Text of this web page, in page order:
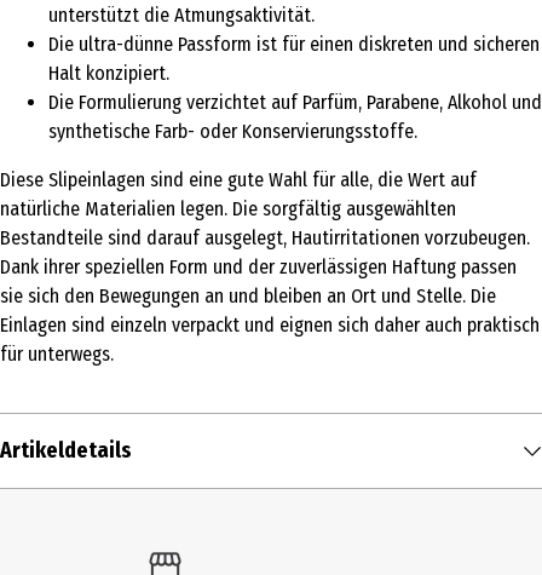
unterstützt die Atmungsaktivität.
Die ultra-dünne Passform ist für einen diskreten und sicheren
Halt konzipiert.
Die Formulierung verzichtet auf Parfüm, Parabene, Alkohol und
synthetische Farb- oder Konservierungsstoffe.
Diese Slipeinlagen sind eine gute Wahl für alle, die Wert auf
natürliche Materialien legen. Die sorgfältig ausgewählten
Bestandteile sind darauf ausgelegt, Hautirritationen vorzubeugen.
Dank ihrer speziellen Form und der zuverlässigen Haftung passen
sie sich den Bewegungen an und bleiben an Ort und Stelle. Die
Einlagen sind einzeln verpackt und eignen sich daher auch praktisch
für unterwegs.
Artikeldetails